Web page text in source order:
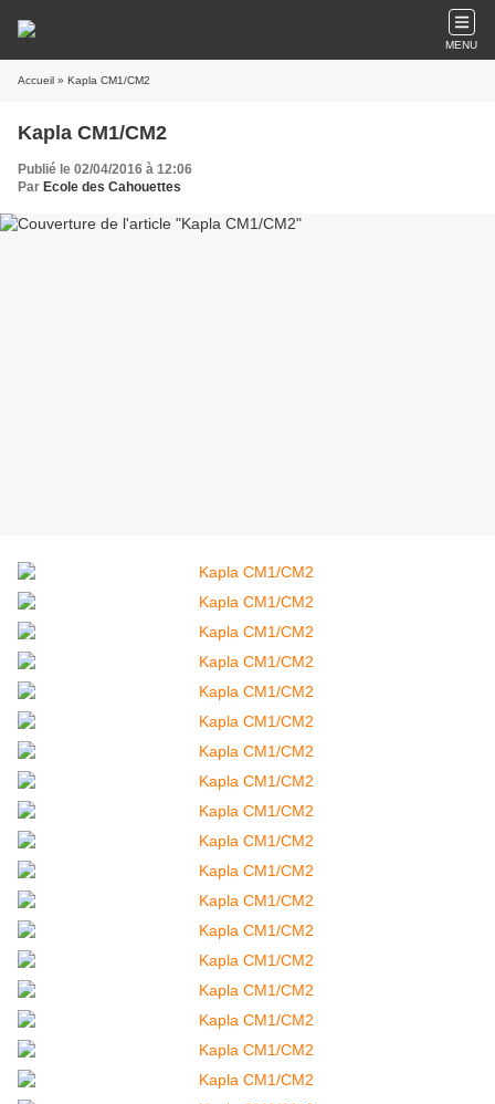
MENU
Accueil » Kapla CM1/CM2
Kapla CM1/CM2
Publié le 02/04/2016 à 12:06
Par Ecole des Cahouettes